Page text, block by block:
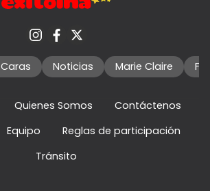
Caras Noticias Marie Claire
Quienes Somos
Contáctenos
Equipo
Reglas de participación
Tránsito